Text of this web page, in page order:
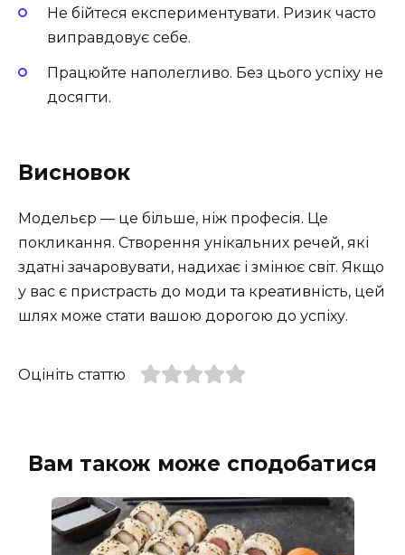
Не бійтеся експериментувати. Ризик часто
виправдовує себе.
Працюйте наполегливо. Без цього успіху не
досягти.
Висновок
Модельєр — це більше, ніж професія. Це
покликання. Створення унікальних речей, які
здатні зачаровувати, надихає і змінює світ. Якщо
у вас є пристрасть до моди та креативність, цей
шлях може стати вашою дорогою до успіху.
Оцініть статтю
Вам також може сподобатися